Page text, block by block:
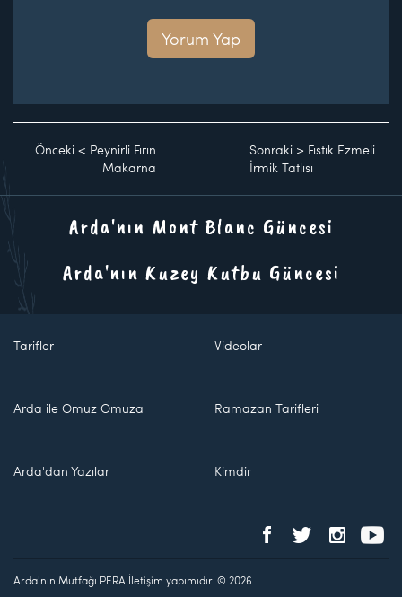
Yorum Yap
Önceki < Peynirli Fırın
Makarna
Sonraki > Fıstık Ezmeli
İrmik Tatlısı
Arda'nın Mont Blanc Güncesi
Arda'nın Kuzey Kutbu Güncesi
Tarifler Videolar
Arda ile Omuz Omuza Ramazan Tarifleri
Arda'dan Yazılar Kimdir
Arda'nın Mutfağı PERA İletişim yapımıdır. © 2026